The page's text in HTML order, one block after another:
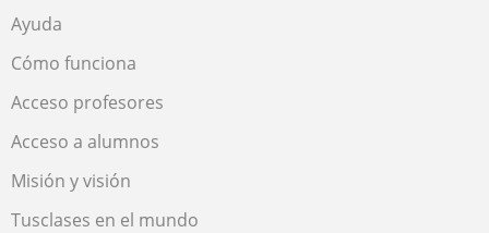
Ayuda
Cómo funciona
Acceso profesores
Acceso a alumnos
Misión y visión
Tusclases en el mundo